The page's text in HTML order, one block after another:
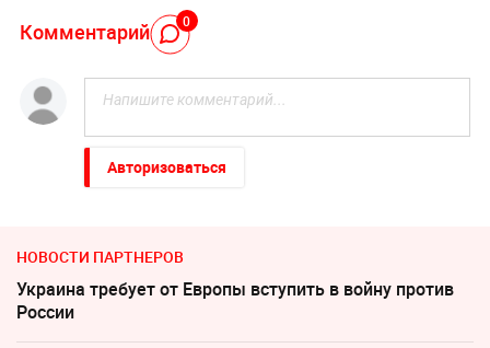
Комментарий 0
Авторизоваться
НОВОСТИ ПАРТНЕРОВ
Украина требует от Европы вступить в войну против
России